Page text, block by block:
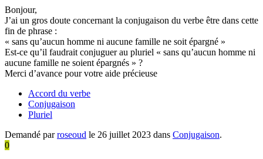
Bonjour,
J’ai un gros doute concernant la conjugaison du verbe être dans cette
fin de phrase :
« sans qu’aucun homme ni aucune famille ne soit épargné »
Est-ce qu’il faudrait conjuguer au pluriel « sans qu’aucun homme ni
aucune famille ne soient épargnés » ?
Merci d’avance pour votre aide précieuse
Accord du verbe
Conjugaison
Pluriel
Demandé parroseoud le 26 juillet 2023 dans Conjugaison.
0